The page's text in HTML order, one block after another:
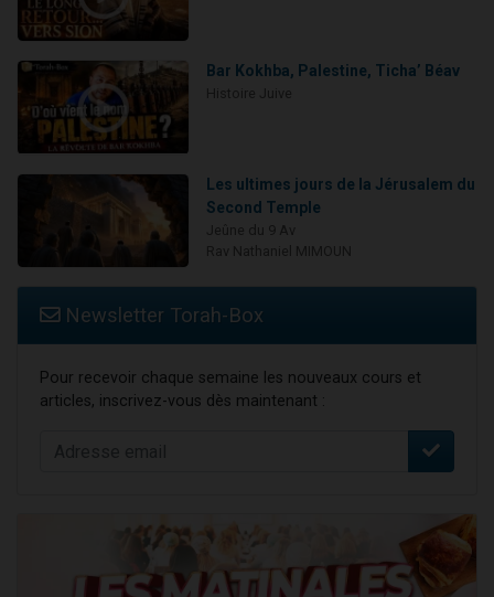
Bar Kokhba, Palestine, Ticha’ Béav
Les ultimes jours de la Jérusalem du
Second Temple
Newsletter Torah-Box
Pour recevoir chaque semaine les nouveaux cours et
articles, inscrivez-vous dès maintenant :